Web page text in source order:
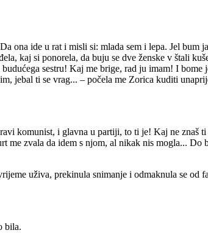
ona ide u rat i misli si: mlada sem i lepa. Jel bum
kaj si ponorela, da buju se dve ženske v štali
sestru! Kaj me brige, rad ju imam! I bome
jebal ti se vrag... – počela me Zorica kuditi
komunist, i glavna u partiji, to ti je! Kaj ne znaš ti
me zvala da idem s njom, al nikak nis mogla... Do
uživa, prekinula snimanje i odmaknula se od
bila.